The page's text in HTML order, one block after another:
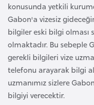
konusunda yetkili
Gabon'a vizesiz
bilgiler eski bilgi olması
olmaktadır. Bu sebeple
gerekli bilgileri vize
telefonu arayarak bilgi
uzmanımız sizlere
bilgiyi verecektir.
A
z
e
r
b
a
y